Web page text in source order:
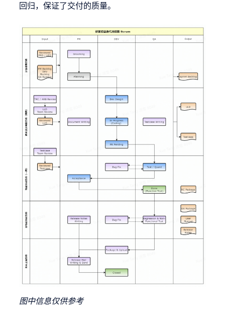
回归，保证了交付的质量。
图中信息仅供参考